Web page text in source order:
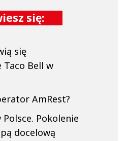
się:
się
Taco Bell w
AmRest?
Polsce. Pokolenie
docelową